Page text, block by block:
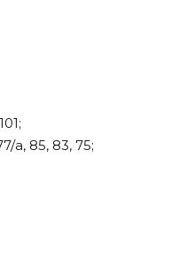
а, 85, 83, 75;